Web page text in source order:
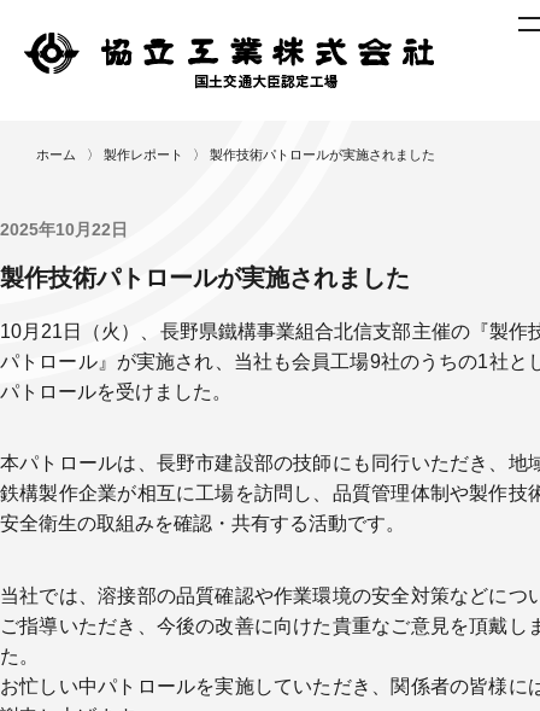
ス
作
業
工
程
備
機
器
工
ホーム 〉 製作レポート 〉 製作技術パトロールが実施されました
2025年10月22日
製作技術パトロールが実施されました
10月21日（火）、長野県鐵構事業組合北信支部主催の『製作
パトロール』が実施され、当社も会員工場9社のうちの1社と
パトロールを受けました。
本パトロールは、長野市建設部の技師にも同行いただき、地
鉄構製作企業が相互に工場を訪問し、品質管理体制や製作技
安全衛生の取組みを確認・共有する活動です。
当社では、溶接部の品質確認や作業環境の安全対策などにつ
ご指導いただき、今後の改善に向けた貴重なご意見を頂戴し
た。
お忙しい中パトロールを実施していただき、関係者の皆様に